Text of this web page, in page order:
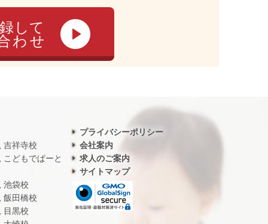
して
わせ
吉祥寺校
こどもでぱーと
池袋校
飯田橋校
目黒校
プライバシーポリシー
会社案内
求人のご案内
サイトマップ